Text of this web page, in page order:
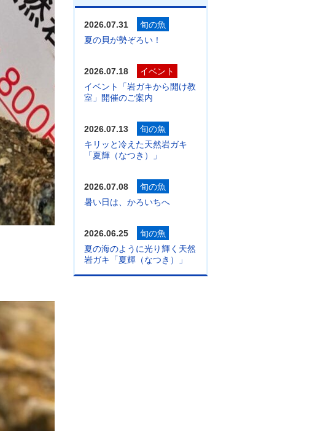
2026.07.31
旬の魚
夏の貝が勢ぞろい！
2026.07.18
イベント
イベント「岩ガキから開け教
室」開催のご案内
2026.07.13
旬の魚
キリッと冷えた天然岩ガキ
「夏輝（なつき）」
2026.07.08
旬の魚
暑い日は、かろいちへ
2026.06.25
旬の魚
夏の海のように光り輝く天然
岩ガキ「夏輝（なつき）」